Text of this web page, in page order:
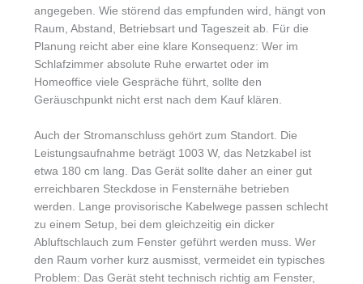
angegeben. Wie störend das empfunden wird, hängt von
Raum, Abstand, Betriebsart und Tageszeit ab. Für die
Planung reicht aber eine klare Konsequenz: Wer im
Schlafzimmer absolute Ruhe erwartet oder im
Homeoffice viele Gespräche führt, sollte den
Geräuschpunkt nicht erst nach dem Kauf klären.
Auch der Stromanschluss gehört zum Standort. Die
Leistungsaufnahme beträgt 1003 W, das Netzkabel ist
etwa 180 cm lang. Das Gerät sollte daher an einer gut
erreichbaren Steckdose in Fensternähe betrieben
werden. Lange provisorische Kabelwege passen schlecht
zu einem Setup, bei dem gleichzeitig ein dicker
Abluftschlauch zum Fenster geführt werden muss. Wer
den Raum vorher kurz ausmisst, vermeidet ein typisches
Problem: Das Gerät steht technisch richtig am Fenster,